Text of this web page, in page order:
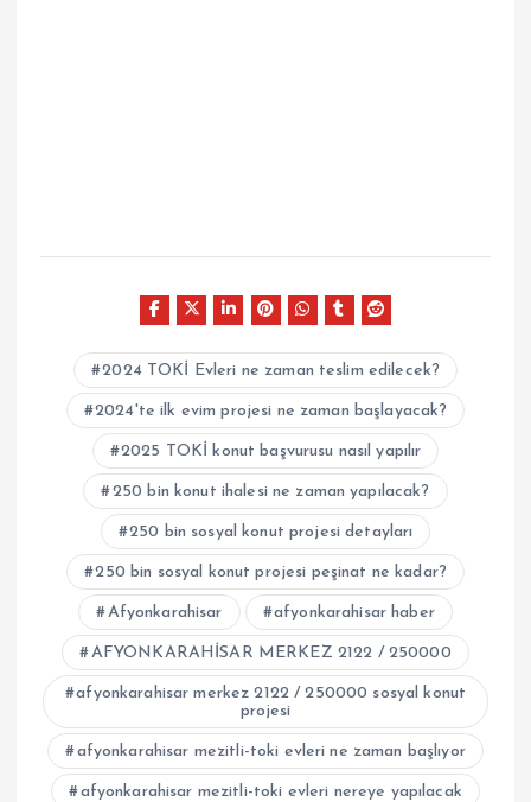
2024 TOKİ Evleri ne zaman teslim edilecek?
2024'te ilk evim projesi ne zaman başlayacak?
2025 TOKİ konut başvurusu nasıl yapılır
250 bin konut ihalesi ne zaman yapılacak?
250 bin sosyal konut projesi detayları
250 bin sosyal konut projesi peşinat ne kadar?
Afyonkarahisar afyonkarahisar haber
AFYONKARAHİSAR MERKEZ 2122 / 250000
afyonkarahisar merkez 2122 / 250000 sosyal konut
projesi
afyonkarahisar mezitli-toki evleri ne zaman başlıyor
afyonkarahisar mezitli-toki evleri nereye yapılacak